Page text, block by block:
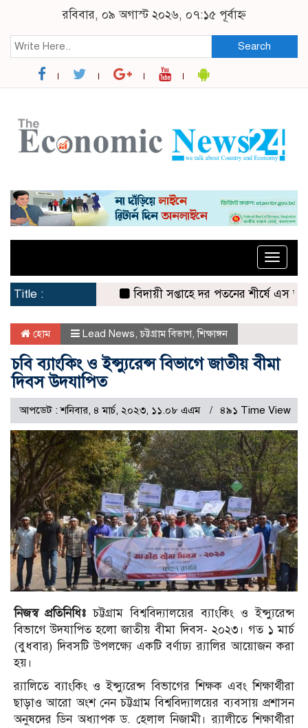
রবিবার, ০৯ অগাস্ট ২০২৬, ০৭:১৫ পূর্বাহ্ন
Search
Toggle
Title :
বিদায়ী সপ্তাহে দর পতনের শীর্ষে এস আলম
হোম Lead News ,চট্টগ্রাম বিভাগ,শিক্ষাঙ্গন
চবি ব্যাংকিং ও ইন্স্যুরেন্স বিভাগে জাতীয় বীমা
দিবস উদযাপিত
আপডেট : শনিবার, ৪ মার্চ, ২০২৩, ১১.০৮ এএম ৪৯১ Time View
নিজস্ব প্রতিনিধিঃ চট্টগ্রাম বিশ্ববিদ্যালয়ের ব্যাংকিং ও ইন্স্যুরেন্স
বিভাগে উদযাপিত হলো জাতীয় বীমা দিবস- ২০২৩। গত ১ মার্চ
(বুধবার) দিবসটি উপলক্ষ্যে একটি বর্ণাঢ্য র‍্যালির আয়োজন করা
হয়।
র‍্যালিতে ব্যাংকিং ও ইন্স্যুরেন্স বিভাগের শিক্ষক এবং শিক্ষার্থীরা
ছাড়াও আরো অংশ নেন চট্টগ্রাম বিশ্ববিদ্যালয়ের ব্যবসায় প্রশাসন
অনুষদের ডিন অধ্যাপক ড. হেলাল নিজামী। র‍্যালীতে শিক্ষার্থীরা